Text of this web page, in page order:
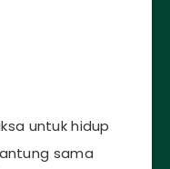
untuk hidup
sama